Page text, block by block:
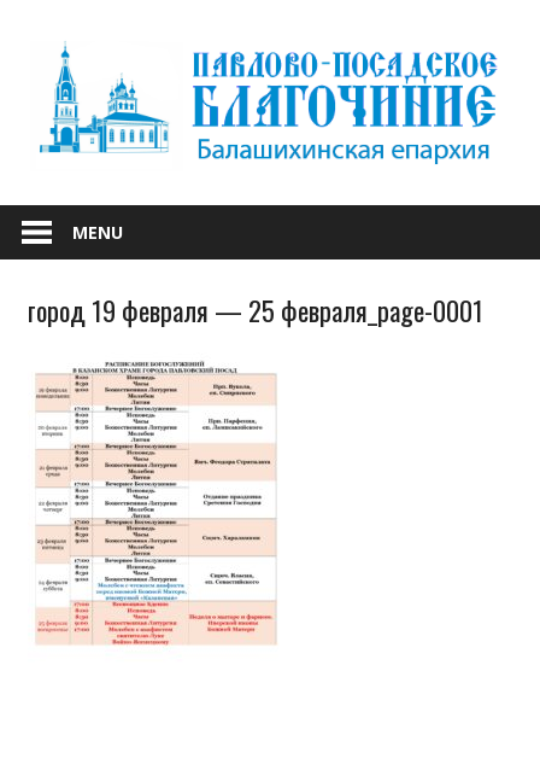
content
ПАВЛОВО-
ПОСАДСКОЕ
БЛАГОЧИНИЕ
MENU
город 19 февраля — 25 февраля_page-0001